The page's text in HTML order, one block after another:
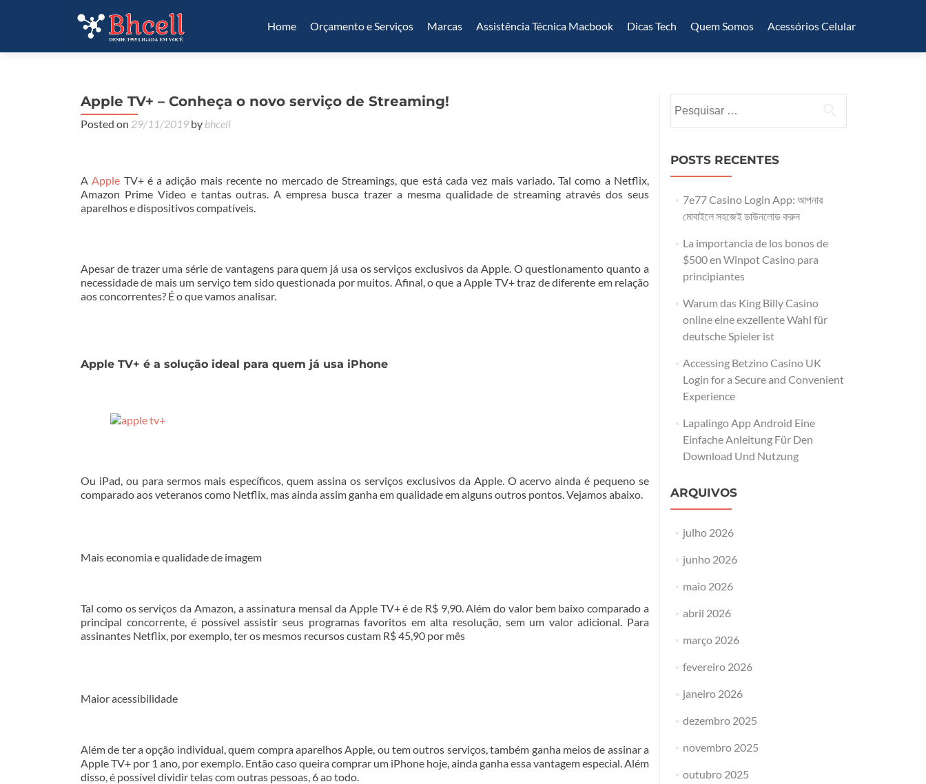
Home Orçamento e Serviços Marcas Assistência Técnica Macbook Dicas Tech Quem Somos Acessórios Celular
Apple TV+ – Conheça o novo serviço de Streaming!
Posted on 29/11/2019 by bhcell
AApple TV+ é a adição mais recente no mercado de Streamings, que está cada vez mais variado. Tal como a Netflix,
Amazon Prime Video e tantas outras. A empresa busca trazer a mesma qualidade de streaming através dos seus
aparelhos e dispositivos compatíveis.
Apesar de trazer uma série de vantagens para quem já usa os serviços exclusivos da Apple. O questionamento quanto a
necessidade de mais um serviço tem sido questionada por muitos. Afinal, o que a Apple TV+ traz de diferente em relação
aos concorrentes? É o que vamos analisar.
Apple TV+ é a solução ideal para quem já usa iPhone
Ou iPad, ou para sermos mais específicos, quem assina os serviços exclusivos da Apple. O acervo ainda é pequeno se
comparado aos veteranos como Netflix, mas ainda assim ganha em qualidade em alguns outros pontos. Vejamos abaixo.
Mais economia e qualidade de imagem
Tal como os serviços da Amazon, a assinatura mensal da Apple TV+ é de R$ 9,90. Além do valor bem baixo comparado a
principal concorrente, é possível assistir seus programas favoritos em alta resolução, sem um valor adicional. Para
assinantes Netflix, por exemplo, ter os mesmos recursos custam R$ 45,90 por mês
Maior acessibilidade
Além de ter a opção individual, quem compra aparelhos Apple, ou tem outros serviços, também ganha meios de assinar a
Apple TV+ por 1 ano, por exemplo. Então caso queira comprar um iPhone hoje, ainda ganha essa vantagem especial. Além
disso, é possível dividir telas com outras pessoas, 6 ao todo.
por:
POSTS RECENTES
7e77 Casino Login App: আপনার
মোবাইলে সহজেই ডাউনলোড করুন
La importancia de los bonos de
$500 en Winpot Casino para
principiantes
Warum das King Billy Casino
online eine exzellente Wahl für
deutsche Spieler ist
Accessing Betzino Casino UK
Login for a Secure and Convenient
Experience
Lapalingo App Android Eine
Einfache Anleitung Für Den
Download Und Nutzung
ARQUIVOS
julho 2026
junho 2026
maio 2026
abril 2026
março 2026
fevereiro 2026
janeiro 2026
dezembro 2025
novembro 2025
outubro 2025